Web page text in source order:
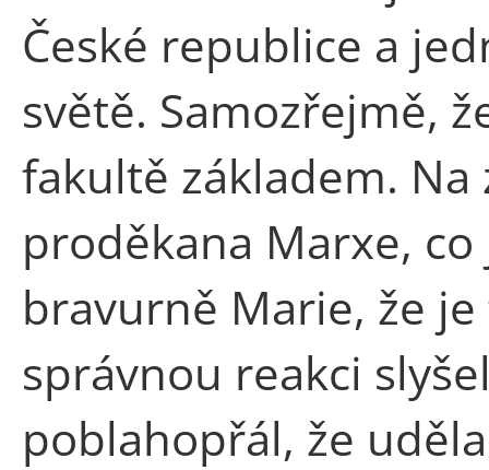
České republice a
světě. Samozřejmě,
fakultě základem.
proděkana Marxe,
bravurně Marie, že
správnou reakci
poblahopřál, že